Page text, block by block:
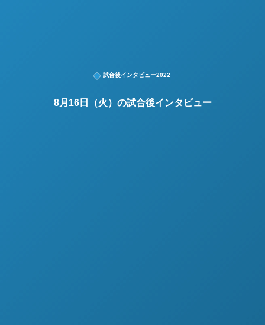
試合後インタビュー2022
8月16日（火）の試合後インタビュー